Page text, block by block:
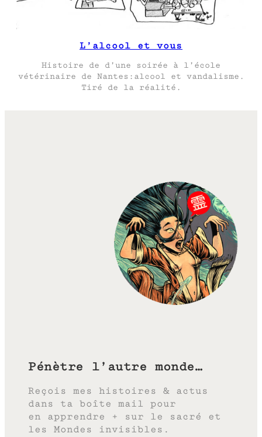
L’alcool et vous
Histoire de d’une soirée à l’école
vétérinaire de Nantes:alcool et vandalisme.
Tiré de la réalité.
Pénètre l’autre monde…
Reçois mes histoires & actus
dans ta boîte mail pour
en apprendre + sur le sacré et
les Mondes invisibles.